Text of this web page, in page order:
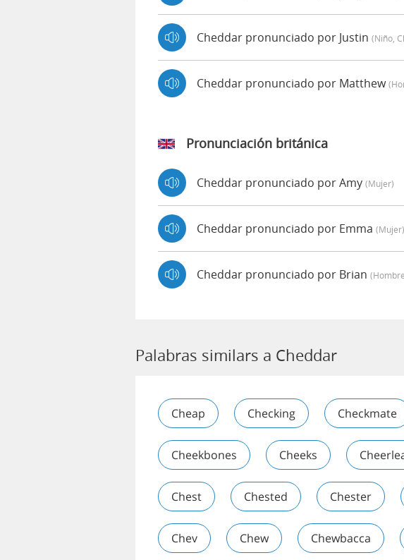
Cheddar pronunciado por Justin (niño,
Cheddar pronunciado por Matthew
Pronunciación británica
Cheddar pronunciado por Amy (mujer)
Cheddar pronunciado por Emma (mujer)
Cheddar pronunciado por Brian
Palabras similars a Cheddar
Cheap Checking Checkmate
Cheekbones Cheeks
Chest Chested Chester
Chev Chew Chewbacca